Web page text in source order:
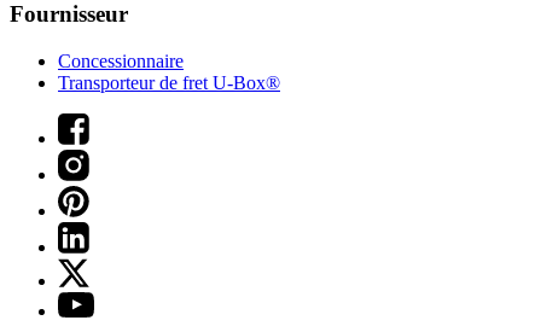
Fournisseur
Concessionnaire
Transporteur de fret U-Box®